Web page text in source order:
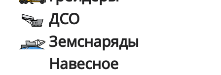
ДСО
Земснаряды
Навесное